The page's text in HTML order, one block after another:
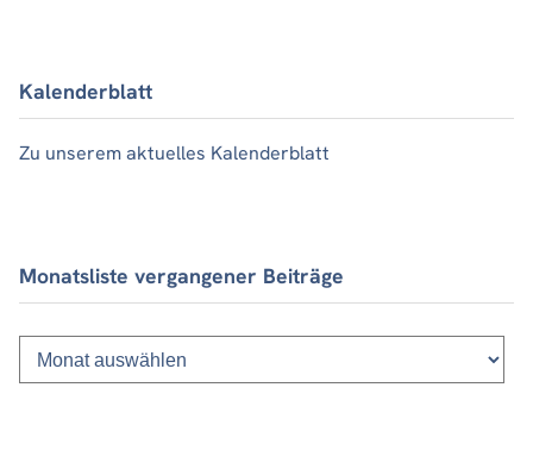
Kalenderblatt
Zu unserem aktuelles Kalenderblatt
Monatsliste vergangener Beiträge
Monatsliste
vergangener
Beiträge